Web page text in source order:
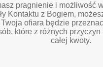
pragnienie i możliwość
Kontaktu z Bogiem,
ofiara będzie
które z różnych przyczyn
całej kwoty.